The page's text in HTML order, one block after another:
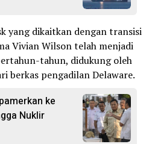
yang dikaitkan dengan transisi
Vivian Wilson telah menjadi
tahun, didukung oleh
berkas pengadilan Delaware.
ke
Nuklir